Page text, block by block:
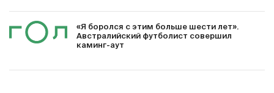
«Я боролся с этим больше шести лет».
Австралийский футболист совершил
каминг-аут